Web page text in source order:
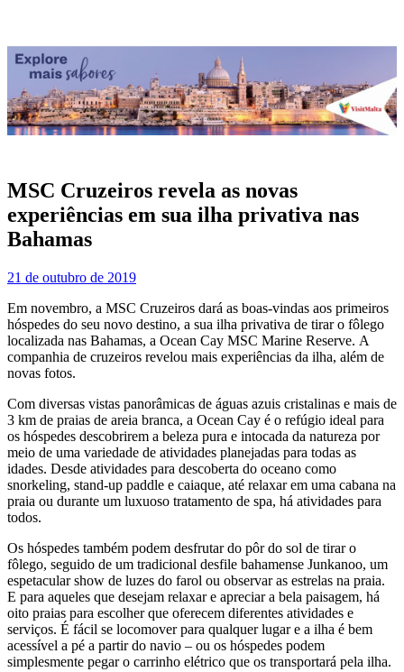
MSC Cruzeiros revela as novas
experiências em sua ilha privativa nas
Bahamas
21 de outubro de 2019
Em novembro, a MSC Cruzeiros dará as boas-vindas aos primeiros
hóspedes do seu novo destino, a sua ilha privativa de tirar o fôlego
localizada nas Bahamas, a Ocean Cay MSC Marine Reserve. A
companhia de cruzeiros revelou mais experiências da ilha, além de
novas fotos.
Com diversas vistas panorâmicas de águas azuis cristalinas e mais de
3 km de praias de areia branca, a Ocean Cay é o refúgio ideal para
os hóspedes descobrirem a beleza pura e intocada da natureza por
meio de uma variedade de atividades planejadas para todas as
idades. Desde atividades para descoberta do oceano como
snorkeling, stand-up paddle e caiaque, até relaxar em uma cabana na
praia ou durante um luxuoso tratamento de spa, há atividades para
todos.
Os hóspedes também podem desfrutar do pôr do sol de tirar o
fôlego, seguido de um tradicional desfile bahamense Junkanoo, um
espetacular show de luzes do farol ou observar as estrelas na praia.
E para aqueles que desejam relaxar e apreciar a bela paisagem, há
oito praias para escolher que oferecem diferentes atividades e
serviços. É fácil se locomover para qualquer lugar e a ilha é bem
acessível a pé a partir do navio – ou os hóspedes podem
simplesmente pegar o carrinho elétrico que os transportará pela ilha.